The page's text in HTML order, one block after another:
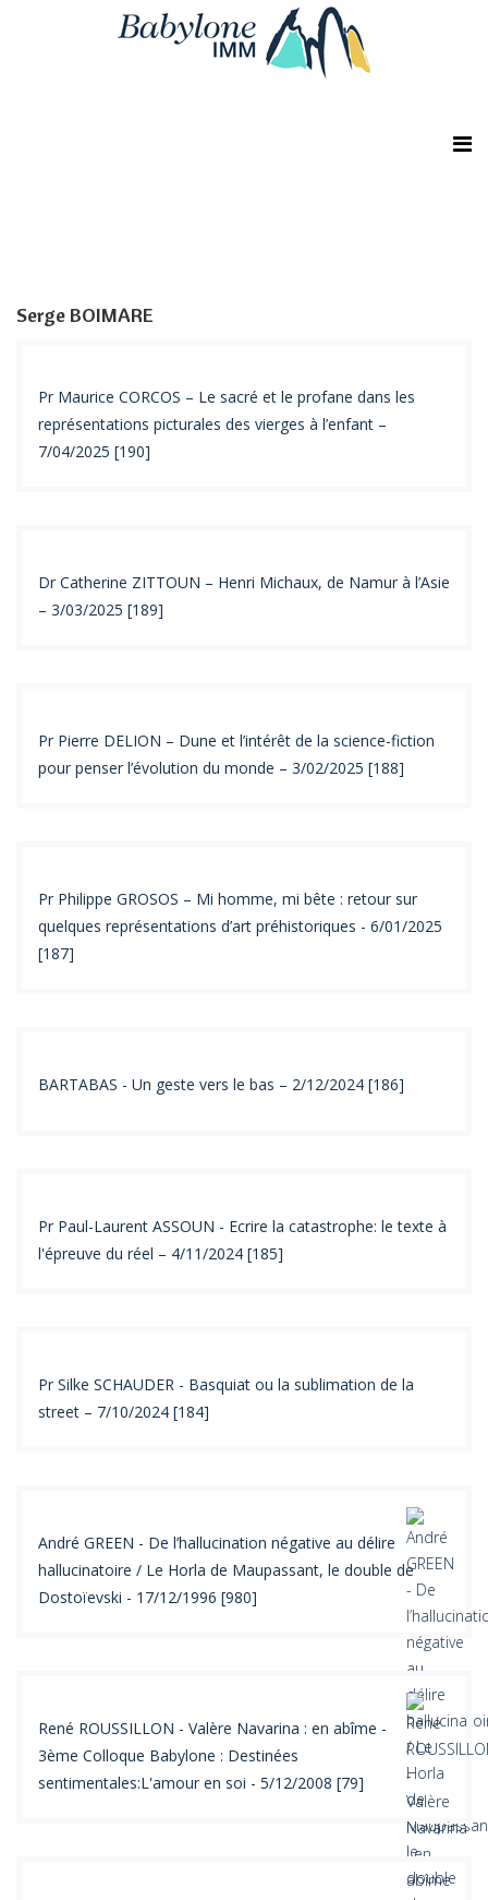
Serge BOIMARE
Pr Maurice CORCOS – Le sacré et le profane dans les
représentations picturales des vierges à l’enfant –
7/04/2025 [190]
Dr Catherine ZITTOUN – Henri Michaux, de Namur à l’Asie
– 3/03/2025 [189]
Pr Pierre DELION – Dune et l’intérêt de la science-fiction
pour penser l’évolution du monde – 3/02/2025 [188]
Pr Philippe GROSOS – Mi homme, mi bête : retour sur
quelques représentations d’art préhistoriques - 6/01/2025
[187]
BARTABAS - Un geste vers le bas – 2/12/2024 [186]
Pr Paul-Laurent ASSOUN - Ecrire la catastrophe: le texte à
l'épreuve du réel – 4/11/2024 [185]
Pr Silke SCHAUDER - Basquiat ou la sublimation de la
street – 7/10/2024 [184]
André GREEN - De l’hallucination négative au délire
hallucinatoire / Le Horla de Maupassant, le double de
Dostoïevski - 17/12/1996 [980]
René ROUSSILLON - Valère Navarina : en abîme -
3ème Colloque Babylone : Destinées
sentimentales:L'amour en soi - 5/12/2008 [79]